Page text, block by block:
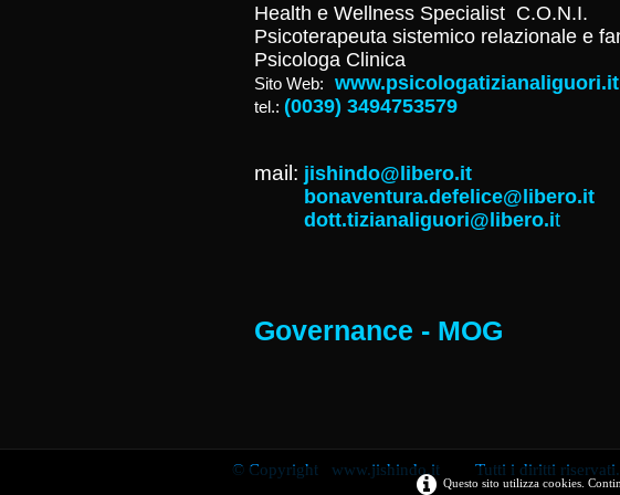
Health e Wellness Specialist C.O.N.I.
Psicoterapeuta sistemico relazionale e
Psicologa Clinica
Sito Web: www.psicologatizianaliguori.it
tel.: (0039) 3494753579
mail: jishindo@libero.it
bonaventura.defelice@libero.it
dott.tizianaliguori@libero.it
Governance - MOG
© Copyright www.jishindo.it Tutti i diritti riservati.
Questo sito utilizza cookies.